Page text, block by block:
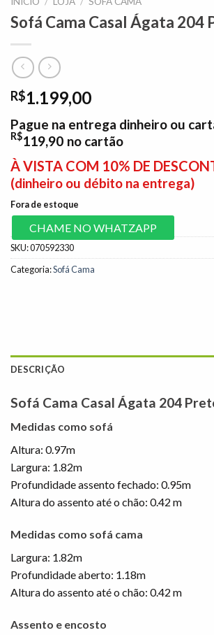
Sofá Cama Casal Ágata 204
R$1.199,00
Pague na entrega dinheiro ou
R$119,90 no cartão
À VISTA COM 10% DE
(dinheiro ou débito na entrega)
Fora de estoque
CHAME NO WHATZAPP
SKU:070592330
Categoria:Sofá Cama
DESCRIÇÃO
Sofá Cama Casal Ágata 204
Medidas como sofá
Altura: 0.97m
Largura: 1.82m
Profundidade assento fechado: 0.95m
Altura do assento até o chão: 0.42 m
Medidas como sofá cama
Largura: 1.82m
Profundidade aberto: 1.18m
Altura do assento até o chão: 0.42 m
Assento e encosto